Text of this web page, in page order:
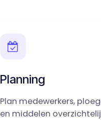
Planning
Plan medewerkers,
en middelen